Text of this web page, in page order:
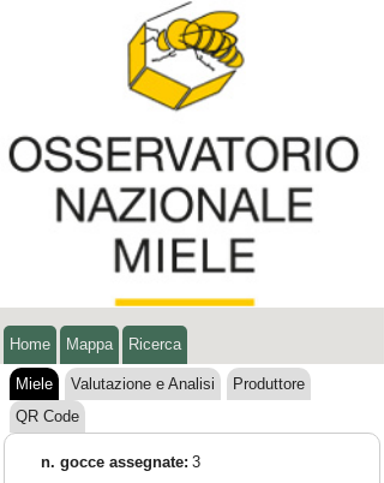
Home Mappa Ricerca
Miele Valutazione e Analisi
Produttore
QR Code
n. gocce assegnate: 3